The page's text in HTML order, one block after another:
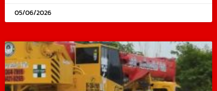
05/06/2026